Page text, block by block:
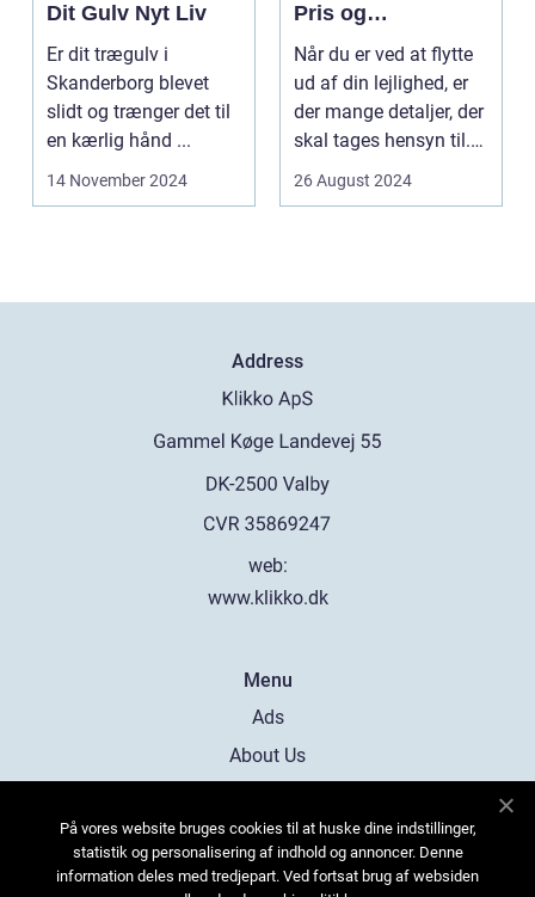
Dit Gulv Nyt Liv
Er dit trægulv i
Skanderborg blevet
slidt og trænger det til
en kærlig hånd ...
14 November 2024
Pris og
overvejelser
Når du er ved at flytte
ud af din lejlighed, er
der mange detaljer, der
skal tages hensyn til.
En af...
26 August 2024
Address
web:
www.klikko.dk
Menu
Ads
About Us
Contact
Sitemap
På vores website bruges cookies til at huske dine indstillinger,
statistik og personalisering af indhold og annoncer. Denne
information deles med tredjepart. Ved fortsat brug af websiden